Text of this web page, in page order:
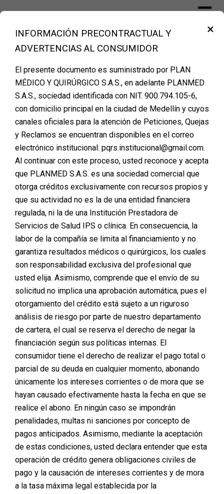
Financiación Cirugía Plástica Medellín
– PLANMED
Pielis, Body and Skin InstituteSomos un centro de
experiencia donde encuentras una oferta en cuanto a
tratamientos estéticos para cada zona de la piel,
realizados con nuestraexclusiva plataforma EPDM
×
INFORMACIÓN PRECONTRACTUAL Y
ADVERTENCIAS AL CONSUMIDOR
El presente documento es suministrado por PLAN
MÉDICO Y QUIRÚRGICO S.A.S., en adelante PLANMED
S.A.S., sociedad identificada con NIT. 900.794.105-6,
con domicilio principal en la ciudad de Medellín y cuyos
canales oficiales para la atención de Peticiones, Quejas
y Reclamos se encuentran disponibles en el correo
electrónico institucional: pqrs.institucional@gmail.com.
Al continuar con este proceso, usted reconoce y acepta
que PLANMED S.A.S. es una sociedad comercial que
otorga créditos exclusivamente con recursos propios y
que su actividad no es la de una entidad financiera
regulada, ni la de una Institución Prestadora de
Servicios de Salud IPS o clínica. En consecuencia, la
labor de la compañía se limita al financiamiento y no
garantiza resultados médicos o quirúrgicos, los cuales
son responsabilidad exclusiva del profesional que
usted elija. Asimismo, comprende que el envío de su
solicitud no implica una aprobación automática, pues el
otorgamiento del crédito está sujeto a un riguroso
análisis de riesgo por parte de nuestro departamento
de cartera, el cual se reserva el derecho de negar la
financiación según sus políticas internas. El
consumidor tiene el derecho de realizar el pago total o
parcial de su deuda en cualquier momento, abonando
únicamente los intereses corrientes o de mora que se
hayan causado efectivamente hasta la fecha en que se
realice el abono. En ningún caso se impondrán
penalidades, multas ni sanciones por concepto de
pagos anticipados. Asimismo, mediante la aceptación
de estas condiciones, usted declara entender que esta
operación de crédito genera obligaciones civiles de
pago y la causación de intereses corrientes y de mora
a la tasa máxima legal establecida por la